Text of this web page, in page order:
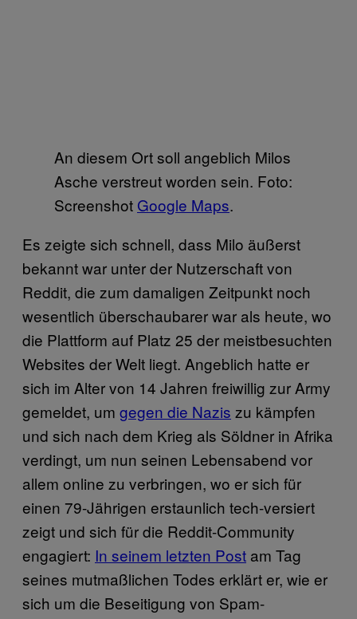
An diesem Ort soll angeblich Milos
Asche verstreut worden sein. Foto:
Screenshot Google Maps.
Es zeigte sich schnell, dass Milo äußerst
bekannt war unter der Nutzerschaft von
Reddit, die zum damaligen Zeitpunkt noch
wesentlich überschaubarer war als heute, wo
die Plattform auf Platz 25 der meistbesuchten
Websites der Welt liegt. Angeblich hatte er
sich im Alter von 14 Jahren freiwillig zur Army
gemeldet, um gegen die Nazis zu kämpfen
und sich nach dem Krieg als Söldner in Afrika
verdingt, um nun seinen Lebensabend vor
allem online zu verbringen, wo er sich für
einen 79-Jährigen erstaunlich tech-versiert
zeigt und sich für die Reddit-Community
engagiert: In seinem letzten Post am Tag
seines mutmaßlichen Todes erklärt er, wie er
sich um die Beseitigung von Spam-